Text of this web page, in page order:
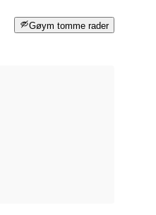
Gøym tomme rader